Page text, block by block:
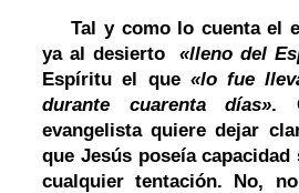
Tal y como lo cuenta el
ya al desierto«lleno del
Espíritu el que «lo fue
durante cuarenta días».
evangelista quiere dejar
que Jesús poseía
cualquier tentación. No,